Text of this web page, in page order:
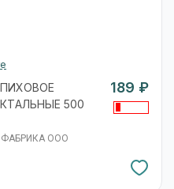
500
ООО
189 ₽